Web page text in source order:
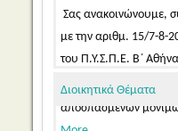
αιτήσεων υποψήφιων
ΕΕΠ-ΕΒΠ για μόνιμο
κενές οργανικές θέσεις
Ειδική Αγωγή και
εφαρμογή των
Διοικητικά Θέματα